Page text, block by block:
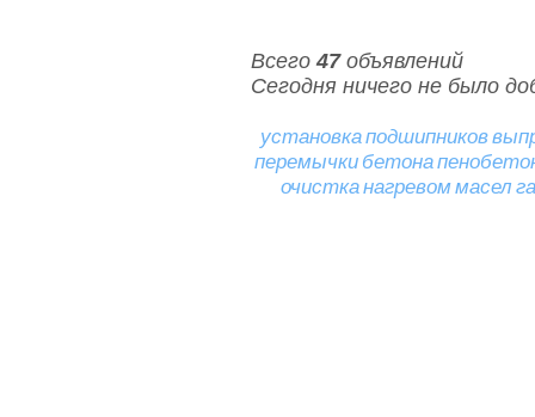
Всего47объявлений
Сегодня ничего не было
установкаподшипников
перемычки бетона
очистканагревоммасел